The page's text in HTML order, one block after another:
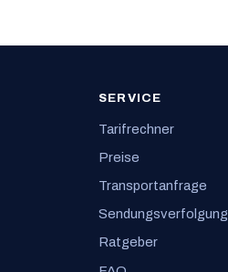
SERVICE
Tarifrechner
Preise
Transportanfrage
Sendungsverfolgung
Ratgeber